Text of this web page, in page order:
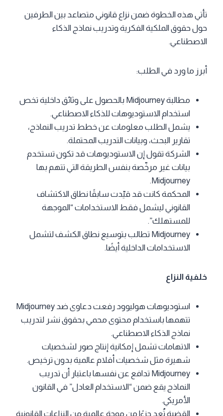
تأتي هذه الخطوة ضمن نزاع قانوني متصاعد بين الطرفين
حول حقوق الملكية الفكرية وتدريب نماذج الذكاء
الاصطناعي.
أبرز ما ورد في الطلب:
مطالبة Midjourney بالحصول على وثائق داخلية تخص
استخدام الاستوديوهات للذكاء الاصطناعي.
يشمل الطلب معلومات عن خطط تدريب النماذج،
تقارير البحث، وبيانات التدريب المحتملة.
الشركة تقول إن الاستوديوهات قد تكون تستخدم
بيانات غير مرخّصة بنفس الطريقة التي تتهم بها
Midjourney.
المحكمة كانت قد قيّدت سابقًا نطاق الاكتشاف
القانوني ليشمل فقط الاستخدامات “الموجهة
للمستهلك”.
Midjourney تطالب بتوسيع نطاق الكشف لتشمل
الاستخدامات الداخلية أيضًا.
خلفية النزاع
استوديوهات هوليوود رفعت دعاوى ضد Midjourney
تتهمها باستخدام محتوى محمي بحقوق نشر لتدريب
نماذج الذكاء الاصطناعي.
الاتهامات تشمل إمكانية إنتاج صور لشخصيات
شهيرة مثل شخصيات أفلام عالمية بدون ترخيص.
Midjourney تدافع عن نفسها باعتبار أن تدريب
النماذج يقع ضمن “الاستخدام العادل” في القانون
الأمريكي.
القضية تُعد جزءًا من موجة عالمية من النزاعات القانونية